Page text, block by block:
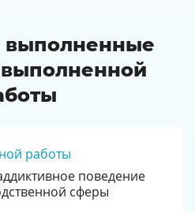
выполненные
работы
поведение
сферы